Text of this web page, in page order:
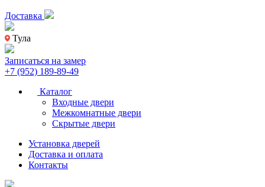
Доставка
Тула
Записаться на замер
+7 (952) 189-89-49
Каталог
Входные двери
Межкомнатные двери
Скрытые двери
Установка дверей
Доставка и оплата
Контакты